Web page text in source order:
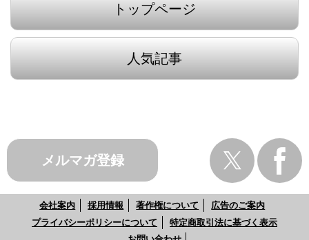
トップページ
人気記事
メルマガ登録
会社案内 採用情報 著作権について
広告のご案内
プライバシーポリシーについて
特定商取引法に基づく表示